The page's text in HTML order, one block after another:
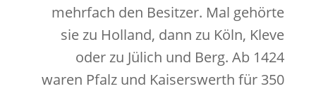
mehrfach den Besitzer. Mal gehörte
sie zu Holland, dann zu Köln, Kleve
oder zu Jülich und Berg. Ab 1424
waren Pfalz und Kaiserswerth für 350